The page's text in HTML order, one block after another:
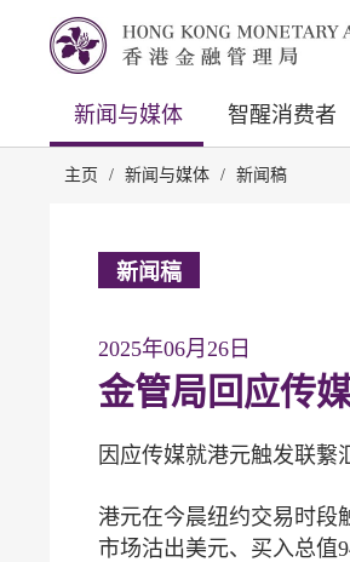
新闻与媒体 智醒消费者
主页 / 新闻与媒体 / 新闻稿
新闻稿
2025年06月26日
金管局回应传
因应传媒就港元触发联繋
港元在今晨纽约交易时段
市场沽出美元、买入总值